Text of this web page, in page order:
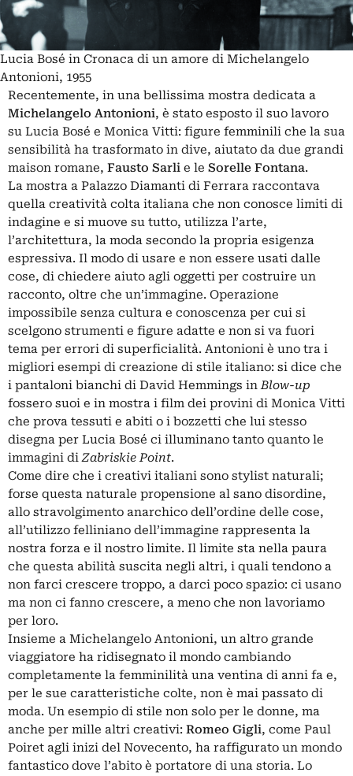
Lucia Bosé in Cronaca di un amore di Michelangelo
Antonioni, 1955
Recentemente, in una bellissima mostra dedicata a
Michelangelo Antonioni, è stato esposto il suo lavoro
su Lucia Bosé e Monica Vitti: figure femminili che la sua
sensibilità ha trasformato in dive, aiutato da due grandi
maison romane, Fausto Sarli e le Sorelle Fontana.
La mostra a Palazzo Diamanti di Ferrara raccontava
quella creatività colta italiana che non conosce limiti di
indagine e si muove su tutto, utilizza l’arte,
l’architettura, la moda secondo la propria esigenza
espressiva. Il modo di usare e non essere usati dalle
cose, di chiedere aiuto agli oggetti per costruire un
racconto, oltre che un’immagine. Operazione
impossibile senza cultura e conoscenza per cui si
scelgono strumenti e figure adatte e non si va fuori
tema per errori di superficialità. Antonioni è uno tra i
migliori esempi di creazione di stile italiano: si dice che
i pantaloni bianchi di David Hemmings inBlow-up
fossero suoi e in mostra i film dei provini di Monica Vitti
che prova tessuti e abiti o i bozzetti che lui stesso
disegna per Lucia Bosé ci illuminano tanto quanto le
immagini diZabriskie Point.
Come dire che i creativi italiani sono stylist naturali;
forse questa naturale propensione al sano disordine,
allo stravolgimento anarchico dell’ordine delle cose,
all’utilizzo felliniano dell’immagine rappresenta la
nostra forza e il nostro limite. Il limite sta nella paura
che questa abilità suscita negli altri, i quali tendono a
non farci crescere troppo, a darci poco spazio: ci usano
ma non ci fanno crescere, a meno che non lavoriamo
per loro.
Insieme a Michelangelo Antonioni, un altro grande
viaggiatore ha ridisegnato il mondo cambiando
completamente la femminilità una ventina di anni fa e,
per le sue caratteristiche colte, non è mai passato di
moda. Un esempio di stile non solo per le donne, ma
anche per mille altri creativi: Romeo Gigli, come Paul
Poiret agli inizi del Novecento, ha raffigurato un mondo
fantastico dove l’abito è portatore di una storia. Lo